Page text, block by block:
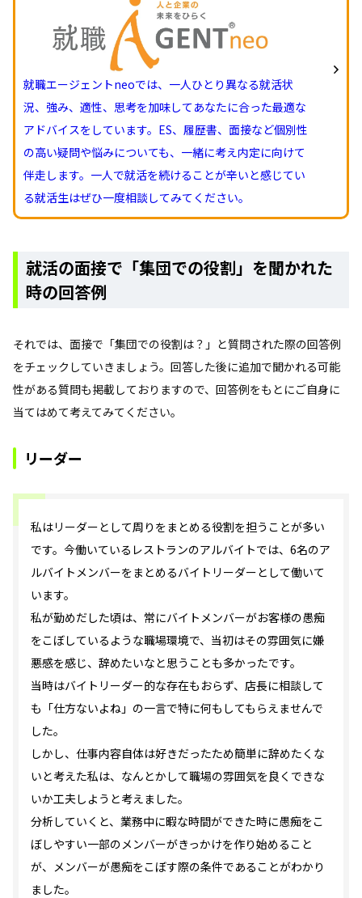
就職エージェントneoでは、一人ひとり異なる就活状
況、強み、適性、思考を加味してあなたに合った最適な
アドバイスをしています。ES、履歴書、面接など個別性
の高い疑問や悩みについても、一緒に考え内定に向けて
伴走します。一人で就活を続けることが辛いと感じてい
る就活生はぜひ一度相談してみてください。
就活の面接で「集団での役割」を聞かれた
時の回答例
それでは、面接で「集団での役割は？」と質問された際の回答例
をチェックしていきましょう。回答した後に追加で聞かれる可能
性がある質問も掲載しておりますので、回答例をもとにご自身に
当てはめて考えてみてください。
リーダー
私はリーダーとして周りをまとめる役割を担うことが多い
です。今働いているレストランのアルバイトでは、6名のア
ルバイトメンバーをまとめるバイトリーダーとして働いて
います。
私が勤めだした頃は、常にバイトメンバーがお客様の愚痴
をこぼしているような職場環境で、当初はその雰囲気に嫌
悪感を感じ、辞めたいなと思うことも多かったです。
当時はバイトリーダー的な存在もおらず、店長に相談して
も「仕方ないよね」の一言で特に何もしてもらえませんで
した。
しかし、仕事内容自体は好きだったため簡単に辞めたくな
いと考えた私は、なんとかして職場の雰囲気を良くできな
いか工夫しようと考えました。
分析していくと、業務中に暇な時間ができた時に愚痴をこ
ぼしやすい一部のメンバーがきっかけを作り始めること
が、メンバーが愚痴をこぼす際の条件であることがわかり
ました。